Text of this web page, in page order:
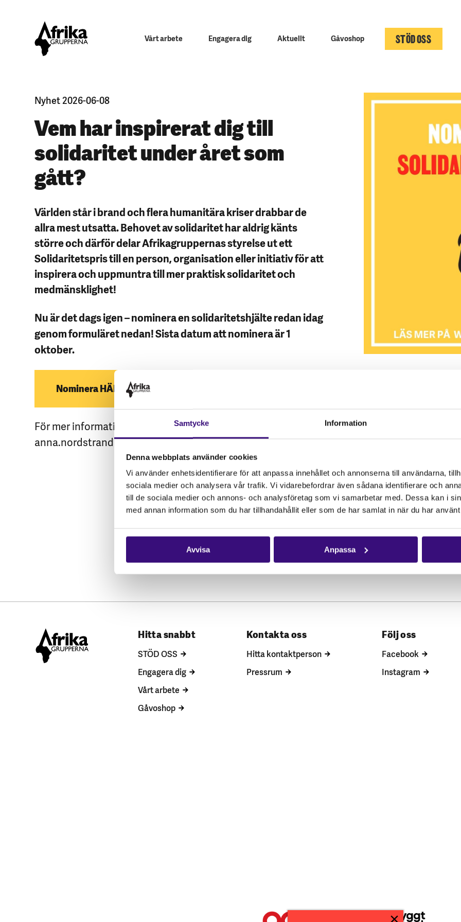
Samtycke Information
Denna webbplats använder cookies
Vi använder enhetsidentifierare för att anpassa innehållet och annonserna till användarna,
sociala medier och analysera vår trafik. Vi vidarebefordrar även sådana identifierare och
till de sociala medier och annons- och analysföretag som vi samarbetar med. Dessa kan i
med annan information som du har tillhandahållit eller som de har samlat in när du har
Avvisa Anpassa
Vårt arbete Engagera dig Aktuellt Gåvoshop STÖD OSS
Nyhet 2026-06-08
Vem har inspirerat dig till
solidaritet under året som
gått?
Världen står i brand och flera humanitära kriser drabbar de
allra mest utsatta. Behovet av solidaritet har aldrig känts
större och därför delar Afrikagruppernas styrelse ut ett
Solidaritetspris till en person, organisation eller initiativ för att
inspirera och uppmuntra till mer praktisk solidaritet och
medmänsklighet!
Nu är det dags igen – nominera en solidaritetshjälte redan idag
genom formuläret nedan! Sista datum att nominera är 1
oktober.
Nominera HÄR
För mer information mejla:
anna.nordstrand@afrikagrupperna.se
Hitta snabbt
STÖD OSS
Engagera dig
Vårt arbete
Gåvoshop
Kontakta oss
Hitta kontaktperson
Pressrum
Följ oss
Facebook
Instagram